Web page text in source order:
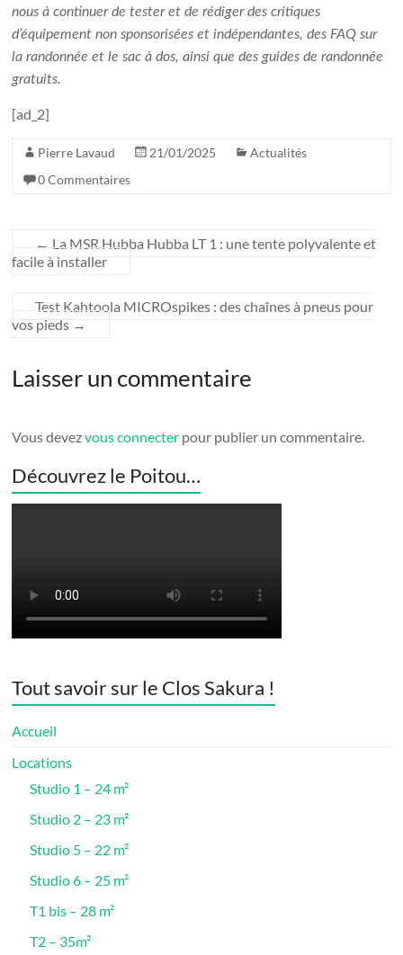
nous à continuer de tester et de rédiger des critiques
d’équipement non sponsorisées et indépendantes, des FAQ sur
la randonnée et le sac à dos, ainsi que des guides de randonnée
gratuits.
[ad_2]
Pierre Lavaud 21/01/2025
Actualités
0 Commentaires
← La MSR Hubba Hubba LT 1 : une tente polyvalente et
facile à installer
Test Kahtoola MICROspikes : des chaînes à pneus pour
vos pieds →
Laisser un commentaire
Vous devezvous connecter pour publier un commentaire.
Découvrez le Poitou…
Tout savoir sur le Clos Sakura !
Accueil
Locations
Studio 1 – 24 m²
Studio 2 – 23 m²
Studio 5 – 22 m²
Studio 6 – 25 m²
T1 bis – 28 m²
T2 – 35m²